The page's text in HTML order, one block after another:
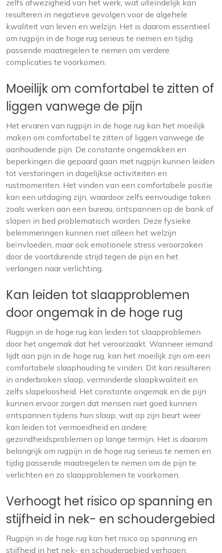
zelfs afwezigheid van het werk, wat uiteindelijk kan
resulteren in negatieve gevolgen voor de algehele
kwaliteit van leven en welzijn. Het is daarom essentieel
om rugpijn in de hoge rug serieus te nemen en tijdig
passende maatregelen te nemen om verdere
complicaties te voorkomen.
Moeilijk om comfortabel te zitten of
liggen vanwege de pijn
Het ervaren van rugpijn in de hoge rug kan het moeilijk
maken om comfortabel te zitten of liggen vanwege de
aanhoudende pijn. De constante ongemakken en
beperkingen die gepaard gaan met rugpijn kunnen leiden
tot verstoringen in dagelijkse activiteiten en
rustmomenten. Het vinden van een comfortabele positie
kan een uitdaging zijn, waardoor zelfs eenvoudige taken
zoals werken aan een bureau, ontspannen op de bank of
slapen in bed problematisch worden. Deze fysieke
belemmeringen kunnen niet alleen het welzijn
beïnvloeden, maar ook emotionele stress veroorzaken
door de voortdurende strijd tegen de pijn en het
verlangen naar verlichting.
Kan leiden tot slaapproblemen
door ongemak in de hoge rug
Rugpijn in de hoge rug kan leiden tot slaapproblemen
door het ongemak dat het veroorzaakt. Wanneer iemand
lijdt aan pijn in de hoge rug, kan het moeilijk zijn om een
comfortabele slaaphouding te vinden. Dit kan resulteren
in onderbroken slaap, verminderde slaapkwaliteit en
zelfs slapeloosheid. Het constante ongemak en de pijn
kunnen ervoor zorgen dat mensen niet goed kunnen
ontspannen tijdens hun slaap, wat op zijn beurt weer
kan leiden tot vermoeidheid en andere
gezondheidsproblemen op lange termijn. Het is daarom
belangrijk om rugpijn in de hoge rug serieus te nemen en
tijdig passende maatregelen te nemen om de pijn te
verlichten en zo slaapproblemen te voorkomen.
Verhoogt het risico op spanning en
stijfheid in nek- en schoudergebied
Rugpijn in de hoge rug kan het risico op spanning en
stijfheid in het nek- en schoudergebied verhogen.